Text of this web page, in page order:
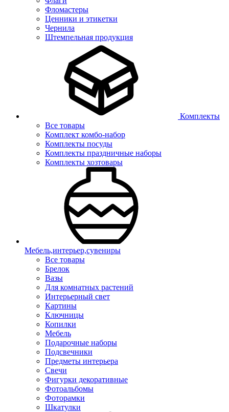
Фломастеры
Ценники и этикетки
Чернила
Штемпельная продукция
Комплекты
Все товары
Комплект комбо-набор
Комплекты посуды
Комплекты праздничные наборы
Комплекты хозтовары
Мебель,интерьер,сувениры
Все товары
Брелок
Вазы
Для комнатных растений
Интерьерный свет
Картины
Ключницы
Копилки
Мебель
Подарочные наборы
Подсвечники
Предметы интерьера
Свечи
Фигурки декоративные
Фотоальбомы
Фоторамки
Шкатулки